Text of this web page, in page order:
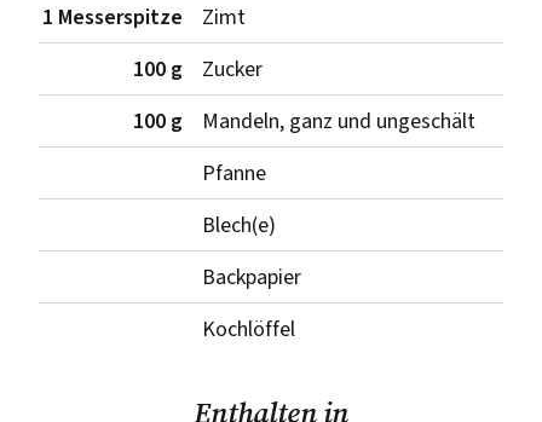
1 Messerspitze
Zimt
100 g
Zucker
100 g
Mandeln, ganz und ungeschält
Pfanne
Blech(e)
Backpapier
Kochlöffel
Enthalten in